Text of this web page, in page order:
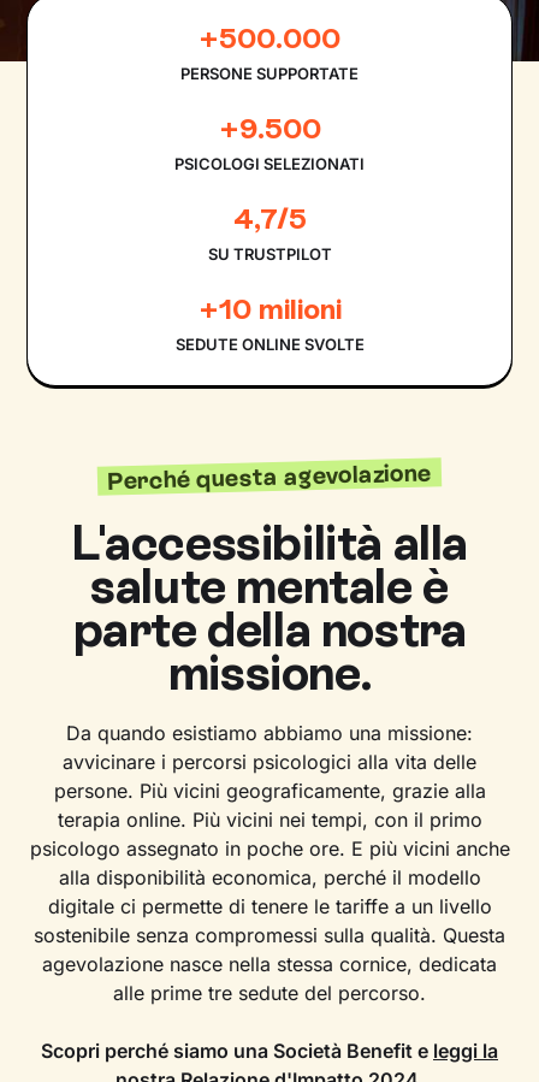
+500.000
PERSONE SUPPORTATE
+9.500
PSICOLOGI SELEZIONATI
4,7/5
SU TRUSTPILOT
+10 milioni
SEDUTE ONLINE SVOLTE
Perché questa agevolazione
L'accessibilità alla
salute mentale è
parte della nostra
missione.
Da quando esistiamo abbiamo una missione:
avvicinare i percorsi psicologici alla vita delle
persone. Più vicini geograficamente, grazie alla
terapia online. Più vicini nei tempi, con il primo
psicologo assegnato in poche ore. E più vicini anche
alla disponibilità economica, perché il modello
digitale ci permette di tenere le tariffe a un livello
sostenibile senza compromessi sulla qualità. Questa
agevolazione nasce nella stessa cornice, dedicata
alle prime tre sedute del percorso.
Scopri perché siamo una Società Benefit e leggi la